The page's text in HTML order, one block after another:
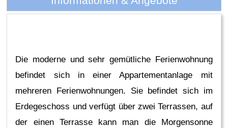
Die moderne und sehr gemütliche Ferienwohnung
befindet sich in einer Appartementanlage mit
mehreren Ferienwohnungen. Sie befindet sich im
Erdegeschoss und verfügt über zwei Terrassen, auf
der einen Terrasse kann man die Morgensonne